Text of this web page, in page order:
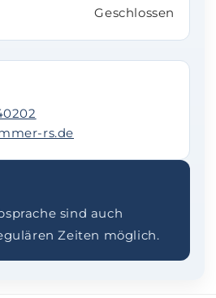
Geschlossen
rs.de
sind auch
Zeiten möglich.